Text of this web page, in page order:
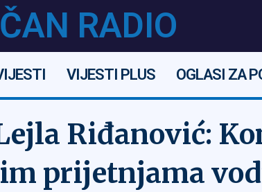
RADIO
VIJESTI PLUS OGLASI ZA
Riđanović:
prijetnjama